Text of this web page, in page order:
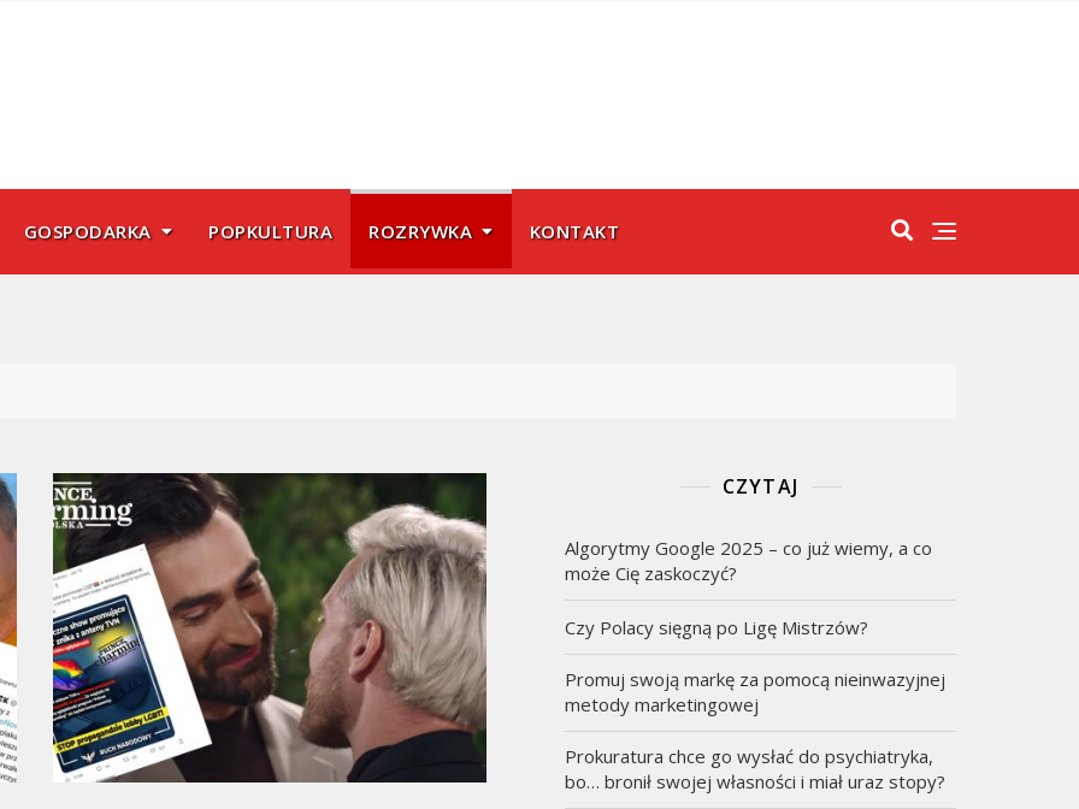
GOSPODARKA POPKULTURA ROZRYWKA KONTAKT
CZYTAJ
Algorytmy Google 2025 – co już wiemy, a co
może Cię zaskoczyć?
Czy Polacy sięgną po Ligę Mistrzów?
Promuj swoją markę za pomocą nieinwazyjnej
metody marketingowej
Prokuratura chce go wysłać do psychiatryka,
bo… bronił swojej własności i miał uraz stopy?